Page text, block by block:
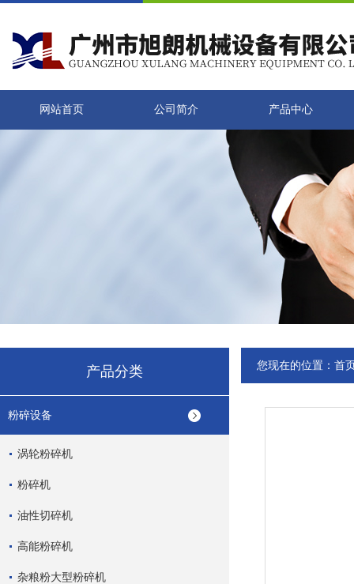
网站首页 公司简介 产品中心
产品分类
粉碎设备
涡轮粉碎机
粉碎机
油性切碎机
高能粉碎机
杂粮粉大型粉碎机
您现在的位置： 首